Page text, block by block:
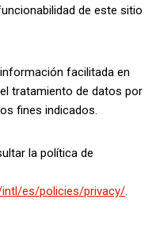
de este sitio
facilitada en
tratamiento de datos por
fines indicados.
la política de
es/policies/privacy/.